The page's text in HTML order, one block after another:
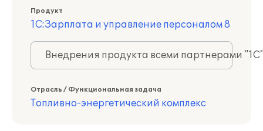
Продукт
1С:Зарплата и управление персоналом 8
Внедрения продукта всеми партнерами
Отрасль / Функциональная задача
Топливно-энергетический комплекс